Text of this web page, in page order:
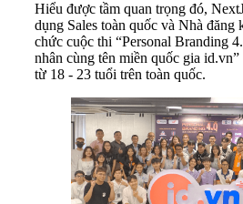
Hiểu được tầm quan trọng đó,
dụng Sales toàn quốc và Nhà đăng
chức cuộc thi “Personal Branding
nhân cùng tên miền quốc gia
từ 18 - 23 tuổi trên toàn quốc.